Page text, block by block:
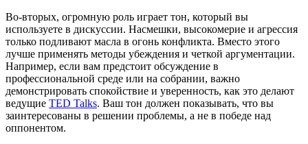
Во-вторых, огромную роль играет тон, который вы
используете в дискуссии. Насмешки, высокомерие и агрессия
только подливают масла в огонь конфликта. Вместо этого
лучше применять методы убеждения и четкой аргументации.
Например, если вам предстоит обсуждение в
профессиональной среде или на собрании, важно
демонстрировать спокойствие и уверенность, как это делают
ведущие TED Talks. Ваш тон должен показывать, что вы
заинтересованы в решении проблемы, а не в победе над
оппонентом.